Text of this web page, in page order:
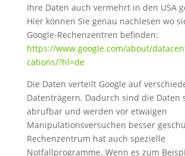
Ihre Daten auch vermehrt in den USA
Hier können Sie genau nachlesen wo
Google-Rechenzentren befinden:
https://www.google.com/about/
cations/?hl=de
Die Daten verteilt Google auf
Datenträgern. Dadurch sind die Daten
abrufbar und werden vor etwaigen
Manipulationsversuchen besser
Rechenzentrum hat auch spezielle
Notfallprogramme. Wenn es zum